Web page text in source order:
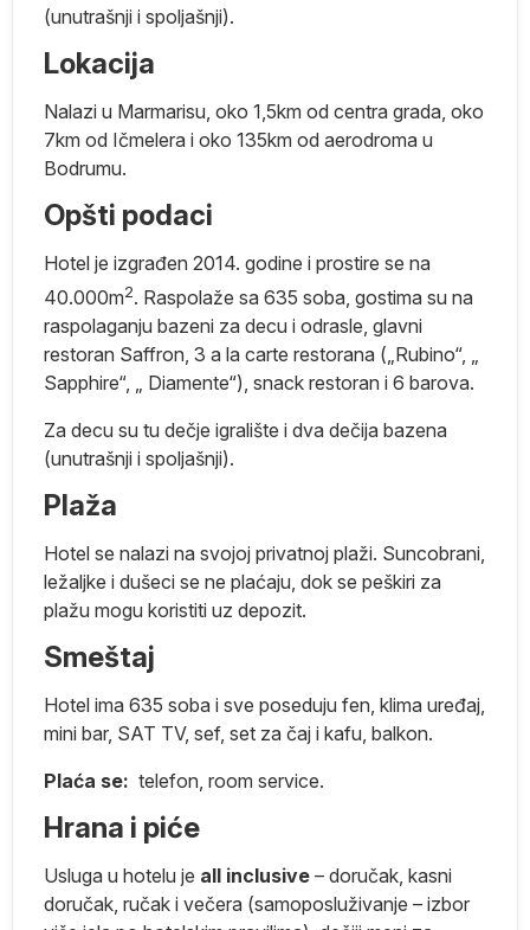
(unutrašnji i spoljašnji).
Lokacija
Nalazi u Marmarisu, oko 1,5km od centra grada, oko
7km od Ičmelera i oko 135km od aerodroma u
Bodrumu.
Opšti podaci
Hotel je izgrađen 2014. godine i prostire se na
40.000m2. Raspolaže sa 635 soba, gostima su na
raspolaganju bazeni za decu i odrasle, glavni
restoran Saffron, 3 a la carte restorana („Rubino“, „
Sapphire“, „ Diamente“), snack restoran i 6 barova.
Za decu su tu dečje igralište i dva dečija bazena
(unutrašnji i spoljašnji).
Plaža
Hotel se nalazi na svojoj privatnoj plaži. Suncobrani,
ležaljke i dušeci se ne plaćaju, dok se peškiri za
plažu mogu koristiti uz depozit.
Smeštaj
Hotel ima 635 soba i sve poseduju fen, klima uređaj,
mini bar, SAT TV, sef, set za čaj i kafu, balkon.
Plaća se: telefon, room service.
Hrana i piće
Usluga u hotelu je all inclusive – doručak, kasni
doručak, ručak i večera (samoposluživanje – izbor